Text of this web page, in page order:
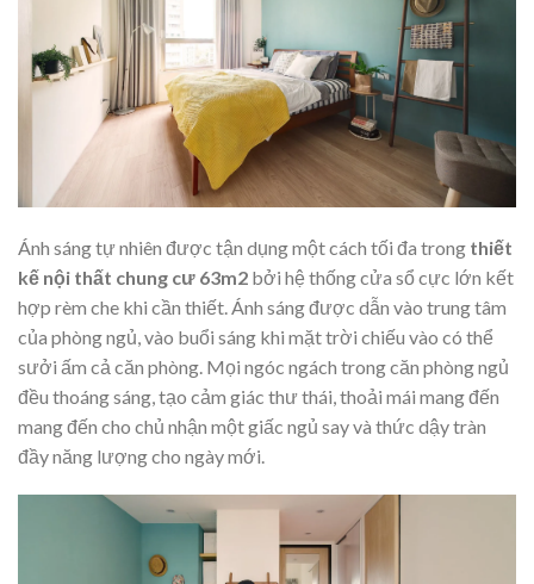
Ánh sáng tự nhiên được tận dụng một cách tối đa trong thiết
kế nội thất chung cư 63m2 bởi hệ thống cửa sổ cực lớn kết
hợp rèm che khi cần thiết. Ánh sáng được dẫn vào trung tâm
của phòng ngủ, vào buổi sáng khi mặt trời chiếu vào có thể
sưởi ấm cả căn phòng. Mọi ngóc ngách trong căn phòng ngủ
đều thoáng sáng, tạo cảm giác thư thái, thoải mái mang đến
mang đến cho chủ nhận một giấc ngủ say và thức dậy tràn
đầy năng lượng cho ngày mới.